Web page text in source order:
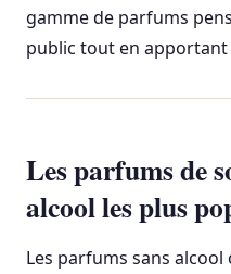
gamme de parfums
public tout en
Les parfums de
alcool les plus
Les parfums sans